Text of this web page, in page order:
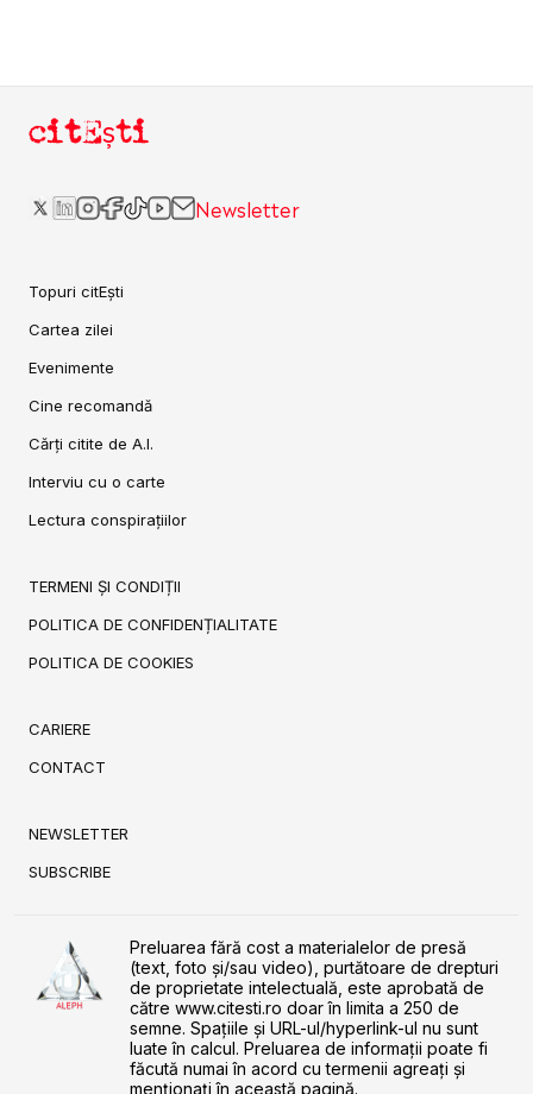
citEști
Newsletter
Topuri citEști
Cartea zilei
Evenimente
Cine recomandă
Cărți citite de A.I.
Interviu cu o carte
Lectura conspirațiilor
TERMENI ȘI CONDIȚII
POLITICA DE CONFIDENȚIALITATE
POLITICA DE COOKIES
CARIERE
CONTACT
NEWSLETTER
SUBSCRIBE
Preluarea fără cost a materialelor de presă
(text, foto și/sau video), purtătoare de drepturi
de proprietate intelectuală, este aprobată de
către www.citesti.ro doar în limita a 250 de
semne. Spaţiile şi URL-ul/hyperlink-ul nu sunt
luate în calcul. Preluarea de informaţii poate fi
făcută numai în acord cu termenii agreaţi şi
menţionaţi în această pagină.